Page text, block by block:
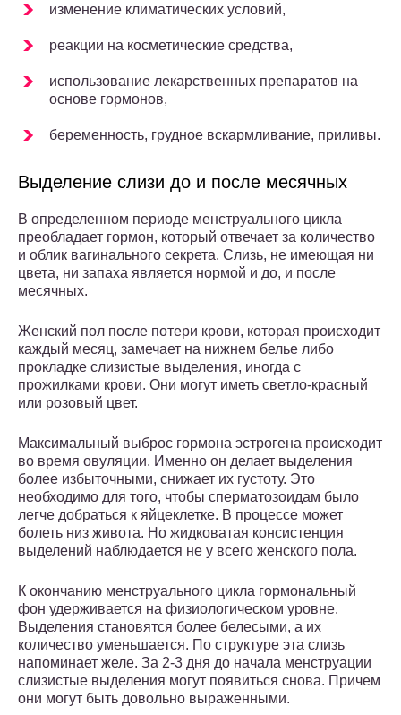
изменение климатических условий,
реакции на косметические средства,
использование лекарственных препаратов на
основе гормонов,
беременность, грудное вскармливание, приливы.
Выделение слизи до и после месячных
В определенном периоде менструального цикла
преобладает гормон, который отвечает за количество
и облик вагинального секрета. Слизь, не имеющая ни
цвета, ни запаха является нормой и до, и после
месячных.
Женский пол после потери крови, которая происходит
каждый месяц, замечает на нижнем белье либо
прокладке слизистые выделения, иногда с
прожилками крови. Они могут иметь светло-красный
или розовый цвет.
Максимальный выброс гормона эстрогена происходит
во время овуляции. Именно он делает выделения
более избыточными, снижает их густоту. Это
необходимо для того, чтобы сперматозоидам было
легче добраться к яйцеклетке. В процессе может
болеть низ живота. Но жидковатая консистенция
выделений наблюдается не у всего женского пола.
К окончанию менструального цикла гормональный
фон удерживается на физиологическом уровне.
Выделения становятся более белесыми, а их
количество уменьшается. По структуре эта слизь
напоминает желе. За 2-3 дня до начала менструации
слизистые выделения могут появиться снова. Причем
они могут быть довольно выраженными.